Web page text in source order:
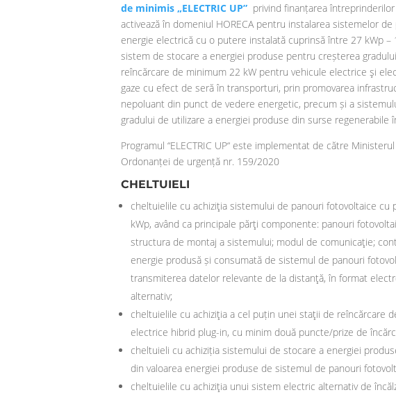
de minimis „ELECTRIC UP” privind finanțarea
activează în domeniul HORECA pentru instalarea sistemelor
energie electrică cu o putere instalată cuprinsă între 27 kWp
sistem de stocare a energiei produse pentru creșterea
reîncărcare de minimum 22 kW pentru vehicule electrice şi
gaze cu efect de seră în transporturi, prin promovarea
nepoluant din punct de vedere energetic, precum și a
gradului de utilizare a energiei produse din surse regenerabile
Programul “ELECTRIC UP“ este implementat de către
Ordonanței de urgență nr. 159/2020
CHELTUIELI
cheltuielile cu achiziţia sistemului de panouri fotovoltaice
kWp, având ca principale părţi componente: panouri
structura de montaj a sistemului; modul de comunicaţie;
energie produsă și consumată de sistemul de panouri
transmiterea datelor relevante de la distanţă, în format
alternativ;
cheltuielile cu achiziţia a cel puțin unei staţii de reîncărcare
electrice hibrid plug-in, cu minim două puncte/prize de
cheltuieli cu achiziția sistemului de stocare a energiei
din valoarea energiei produse de sistemul de panouri
cheltuielile cu achiziţia unui sistem electric alternativ de